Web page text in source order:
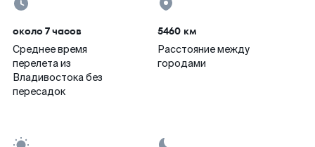
около 7 часов
Среднее время
перелета из
Владивостока без
пересадок
5460 км
Расстояние между
городами